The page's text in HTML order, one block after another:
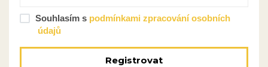
Souhlasím s podmínkami zpracování osobních
údajů
Registrovat